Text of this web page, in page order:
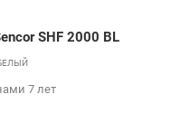
SHF 2000 BL
7 лет